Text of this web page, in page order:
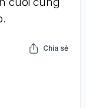
Chia sẻ